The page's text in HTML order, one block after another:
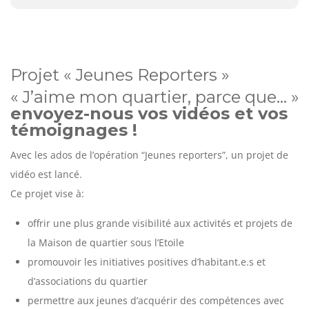
Projet « Jeunes Reporters »
« J’aime mon quartier, parce que… »
envoyez-nous vos vidéos et vos
témoignages !
Avec les ados de l’opération “Jeunes reporters”, un projet de
vidéo est lancé.
Ce projet vise à:
offrir une plus grande visibilité aux activités et projets de
la Maison de quartier sous l’Etoile
promouvoir les initiatives positives d’habitant.e.s et
d’associations du quartier
permettre aux jeunes d’acquérir des compétences avec